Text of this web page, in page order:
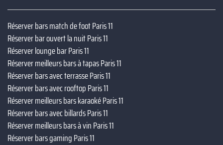
Réserver bars match de foot Paris 11
Réserver bar ouvert la nuit Paris 11
Réserver lounge bar Paris 11
Réserver meilleurs bars à tapas Paris 11
Réserver bars avec terrasse Paris 11
Réserver bars avec rooftop Paris 11
Réserver meilleurs bars karaoké Paris 11
Réserver bars avec billards Paris 11
Réserver meilleurs bars à vin Paris 11
Réserver bars gaming Paris 11